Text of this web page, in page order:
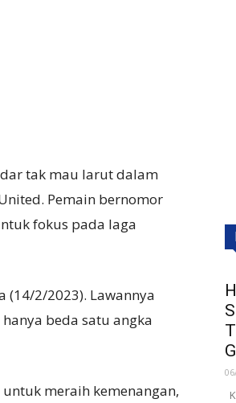
tak mau larut dalam
Pemain bernomor
fokus pada laga
(14/2/2023). Lawannya
beda satu angka
meraih kemenangan,